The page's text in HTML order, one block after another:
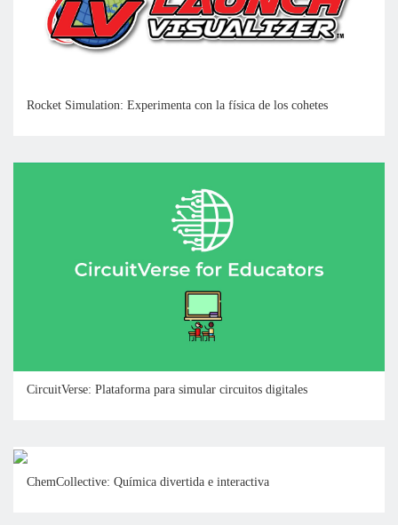
Rocket Simulation: Experimenta con la física de los cohetes
CircuitVerse: Plataforma para simular circuitos digitales
ChemCollective: Química divertida e interactiva